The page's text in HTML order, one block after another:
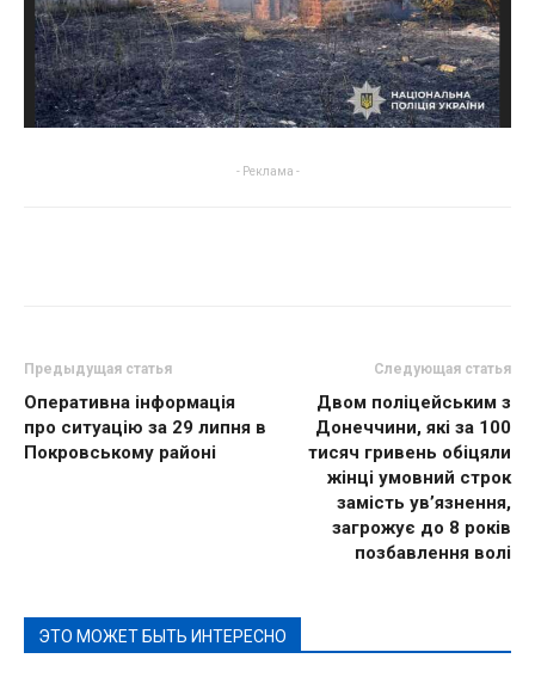
- Реклама -
Предыдущая статья
Оперативна інформація
про ситуацію за 29 липня в
Покровському районі
Следующая статья
Двом поліцейським з
Донеччини, які за 100
тисяч гривень обіцяли
жінці умовний строк
замість ув’язнення,
загрожує до 8 років
позбавлення волі
ЭТО МОЖЕТ БЫТЬ ИНТЕРЕСНО